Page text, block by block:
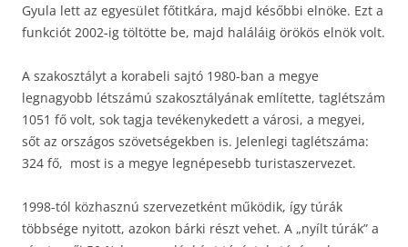
Gyula lett az egyesület főtitkára, majd későbbi elnöke. Ezt a
funkciót 2002-ig töltötte be, majd haláláig örökös elnök volt.
A szakosztályt a korabeli sajtó 1980-ban a megye
legnagyobb létszámú szakosztályának említette, taglétszám
1051 fő volt, sok tagja tevékenykedett a városi, a megyei,
sőt az országos szövetségekben is. Jelenlegi taglétszáma:
324 fő, most is a megye legnépesebb turistaszervezet.
1998-tól közhasznú szervezetként működik, így túrák
többsége nyitott, azokon bárki részt vehet. A „nyílt túrák” a